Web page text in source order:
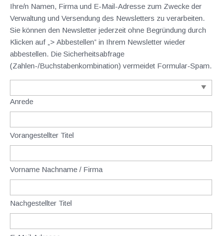
Ihre/n Namen, Firma und E-Mail-Adresse zum Zwecke der
Verwaltung und Versendung des Newsletters zu verarbeiten.
Sie können den Newsletter jederzeit ohne Begründung durch
Klicken auf „> Abbestellen” in Ihrem Newsletter wieder
abbestellen. Die Sicherheitsabfrage
(Zahlen-/Buchstabenkombination) vermeidet Formular-Spam.
Anrede
Vorangestellter Titel
Vorname Nachname / Firma
Nachgestellter Titel